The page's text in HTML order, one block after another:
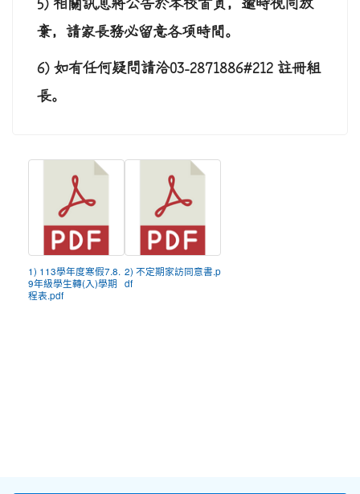
棄，請家長務必留意各項時間。
6)如有任何疑問請洽03-2871886#212註冊組
長。
1) 113學年度寒假7.8.
9年級學生轉(入)學期
程表.pdf
2) 不定期家訪同意書.p
df